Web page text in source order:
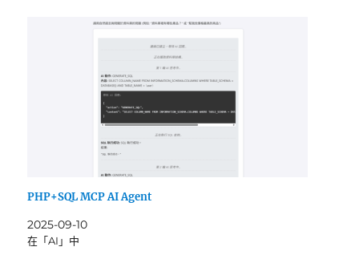
PHP+SQL MCP AI Agent
2025-09-10
在「AI」中